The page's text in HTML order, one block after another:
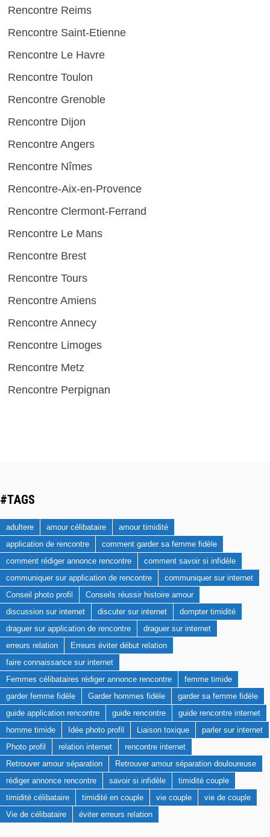
Rencontre Reims
Rencontre Saint-Etienne
Rencontre Le Havre
Rencontre Toulon
Rencontre Grenoble
Rencontre Dijon
Rencontre Angers
Rencontre Nîmes
Rencontre-Aix-en-Provence
Rencontre Clermont-Ferrand
Rencontre Le Mans
Rencontre Brest
Rencontre Tours
Rencontre Amiens
Rencontre Annecy
Rencontre Limoges
Rencontre Metz
Rencontre Perpignan
#TAGS
adultere amour célibataire
amour timidité
application de rencontre
comment garder sa femme fidèle
comment rédiger annonce rencontre
comment savoir si infidèle
communiquer sur application de rencontre
communiquer sur internet
Conseil photo profil
Conseils réussir histoire amour
discussion sur internet
discuter sur internet
dompter timidité
draguer sur application de rencontre
draguer sur internet
erreurs relation
Erreurs éviter début relation
faire connaissance sur internet
Femmes célibataires rédiger annonce rencontre
femme timide
garder femme fidèle
Garder hommes fidèle
garder sa femme fidèle
guide application rencontre
guide rencontre
guide rencontre internet
homme timide
Idée photo profil Liaison toxique
parler sur internet
Photo profil
relation internet
rencontre internet
Retrouver amour séparation
Retrouver amour séparation douloureuse
rédiger annonce rencontre
savoir si infidèle
timidité couple
timidité célibataire
timidité en couple vie couple
vie de couple
Vie de célibataire
éviter erreurs relation